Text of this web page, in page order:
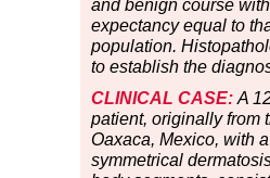
and benign course
expectancy equal to
population.
to establish the
CLINICAL CASE: A
patient, originally from
Oaxaca, Mexico, with
symmetrical